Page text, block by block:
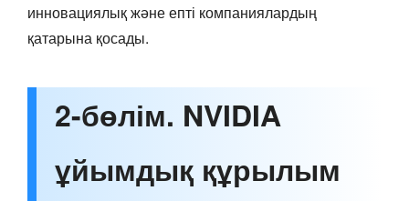
инновациялық және епті компаниялардың
қатарына қосады.
2-бөлім. NVIDIA
ұйымдық құрылым